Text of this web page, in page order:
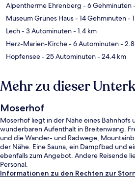
Alpentherme Ehrenberg - 6 Gehminuten
Museum Grünes Haus- 14 Gehminuten-
Lech- 3 Autominuten- 1.4 km
Herz-Marien-Kirche- 6 Autominuten-
Hopfensee- 25 Autominuten- 24.4 km
Mehr zu dieser
Moserhof
Moserhof liegt in der Nähe eines Bahnhofs
wunderbaren Aufenthalt in Breitenwang.
und die Wander- und Radwege,
der Nähe. Eine Sauna, ein Dampfbad und
ebenfalls zum Angebot. Andere Reisende
Personal.
Informationen zu den Rechten zur